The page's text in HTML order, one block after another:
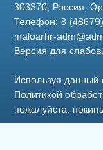
303370, Россия,
Телефон: 8
maloarhr-
Версия для
Используя данный
Политикой
пожалуйста,